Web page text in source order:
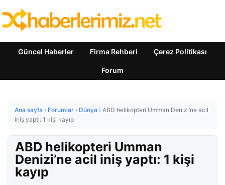
Güncel Haberler Firma Rehberi Çerez Politikası
Forum
Ana sayfa › Forumlar › Dünya › ABD helikopteri Umman Denizi’ne acil
iniş yaptı: 1 kişi kayıp
ABD helikopteri Umman
Denizi’ne acil iniş yaptı: 1 kişi
kayıp